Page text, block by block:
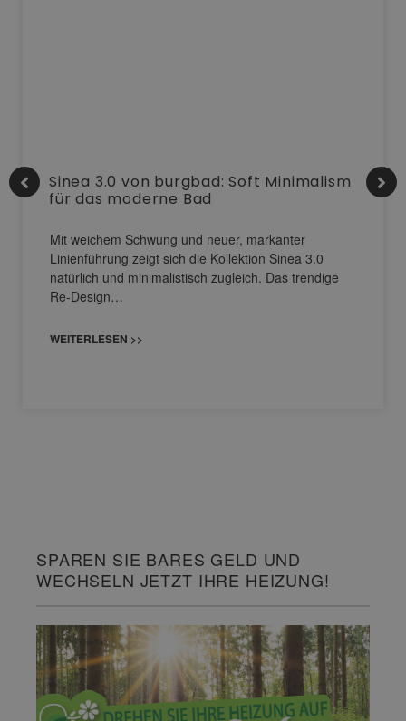
Sinea 3.0 von burgbad: Soft Minimalism
für das moderne Bad
Mit weichem Schwung und neuer, markanter
Linienführung zeigt sich die Kollektion Sinea 3.0
natürlich und minimalistisch zugleich. Das trendige
Re-Design…
WEITERLESEN >>
SPAREN SIE BARES GELD UND
WECHSELN JETZT IHRE HEIZUNG!